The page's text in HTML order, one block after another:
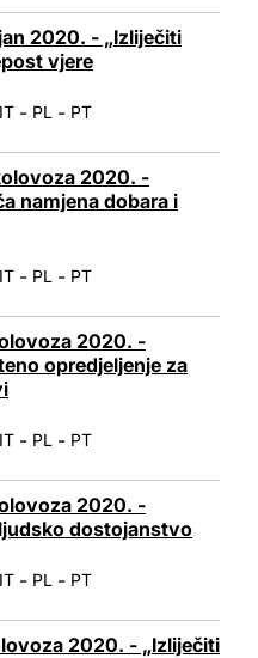
2020. - „Izliječiti
vjere
IT - PL - PT
2020. -
namjena dobara i
IT - PL - PT
2020. -
opredjeljenje za
IT - PL - PT
2020. -
dostojanstvo
IT - PL - PT
2020. - „Izliječiti